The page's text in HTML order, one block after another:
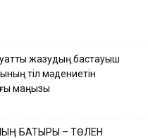
жазудың бастауыш
тіл мәдениетін
маңызы
БАТЫРЫ – ТӨЛЕН